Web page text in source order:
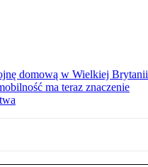
domową w Wielkiej Brytanii
ma teraz znaczenie